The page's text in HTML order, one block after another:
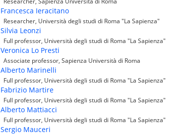
Francesca Ieracitano
Researcher, Università degli studi di Roma "La Sapienza"
Silvia Leonzi
Full professor, Università degli studi di Roma "La Sapienza"
Veronica Lo Presti
Associate professor, Sapienza Università di Roma
Alberto Marinelli
Full professor, Università degli studi di Roma "La Sapienza"
Fabrizio Martire
Full professor, Università degli studi di Roma "La Sapienza"
Alberto Mattiacci
Full professor, Università degli studi di Roma "La Sapienza"
Sergio Mauceri